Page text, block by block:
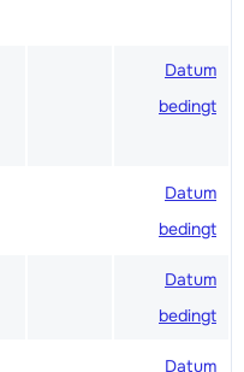
Datum
bedingt
Datum
bedingt
Datum
bedingt
Datum